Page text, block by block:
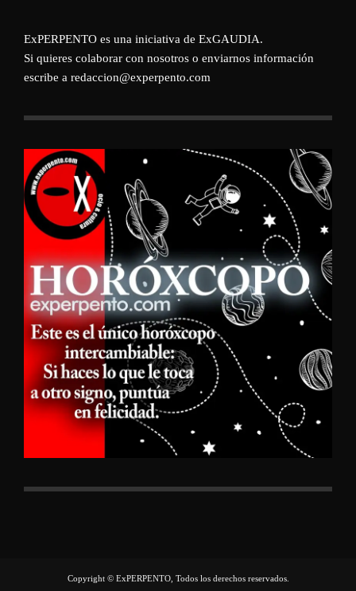
ExPERPENTO es una iniciativa de ExGAUDIA.
Si quieres colaborar con nosotros o enviarnos información
escribe a redaccion@experpento.com
Copyright © ExPERPENTO, Todos los derechos reservados.